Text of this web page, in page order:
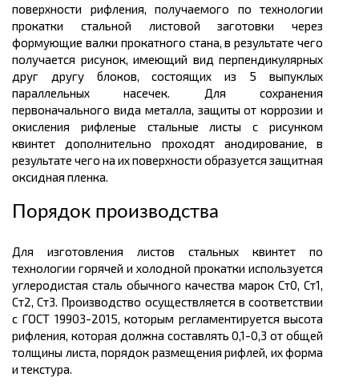
поверхности рифления, получаемого по технологии
прокатки стальной листовой заготовки через
формующие валки прокатного стана, в результате чего
получается рисунок, имеющий вид перпендикулярных
друг другу блоков, состоящих из 5 выпуклых
параллельных насечек. Для сохранения
первоначального вида металла, защиты от коррозии и
окисления рифленые стальные листы с рисунком
квинтет дополнительно проходят анодирование, в
результате чего на их поверхности образуется защитная
оксидная пленка.
Порядок производства
Для изготовления листов стальных квинтет по
технологии горячей и холодной прокатки используется
углеродистая сталь обычного качества марок Ст0, Ст1,
Ст2, Ст3. Производство осуществляется в соответствии
с ГОСТ 19903-2015, которым регламентируется высота
рифления, которая должна составлять 0,1-0,3 от общей
толщины листа, порядок размещения рифлей, их форма
и текстура.